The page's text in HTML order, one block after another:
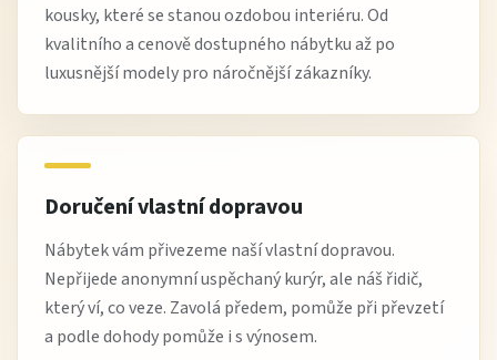
kousky, které se stanou ozdobou interiéru. Od
kvalitního a cenově dostupného nábytku až po
luxusnější modely pro náročnější zákazníky.
Doručení vlastní dopravou
Nábytek vám přivezeme naší vlastní dopravou.
Nepřijede anonymní uspěchaný kurýr, ale náš řidič,
který ví, co veze. Zavolá předem, pomůže při převzetí
a podle dohody pomůže i s výnosem.